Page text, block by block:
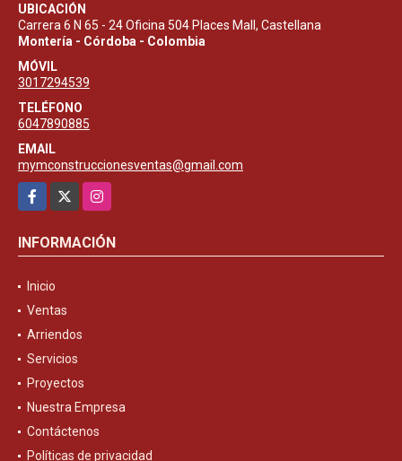
UBICACIÓN
Carrera 6 N 65 - 24 Oficina 504 Places Mall, Castellana
Montería - Córdoba - Colombia
MÓVIL
3017294539
TELÉFONO
6047890885
EMAIL
mymconstruccionesventas@gmail.com
Facebook
Instagram
INFORMACIÓN
Inicio
Ventas
Arriendos
Servicios
Proyectos
Nuestra Empresa
Contáctenos
Políticas de privacidad